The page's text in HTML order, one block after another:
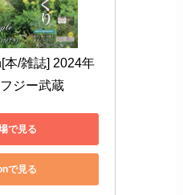
本/雑誌] 2024年
ジー武蔵
で見る
で見る